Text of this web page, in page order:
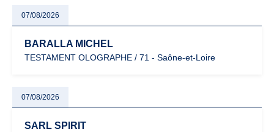
07/08/2026
BARALLA MICHEL
TESTAMENT OLOGRAPHE / 71 - Saône-et-Loire
07/08/2026
SARL SPIRIT